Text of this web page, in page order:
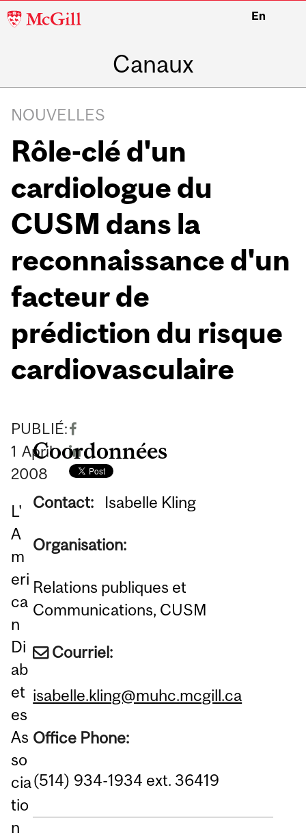
McGill
En
Canaux
NOUVELLES
Rôle-clé d'un
cardiologue du
CUSM dans la
reconnaissance d'un
facteur de
prédiction du risque
cardiovasculaire
PUBLIÉ:
1 April
2008
L'
A
m
eri
ca
n
Di
ab
et
es
As
so
cia
tio
n
Coordonnées
Contact: Isabelle Kling
Organisation:
Relations publiques et
Communications, CUSM
Courriel:
isabelle.kling@muhc.mcgill.ca
Office Phone:
(514) 934-1934 ext. 36419